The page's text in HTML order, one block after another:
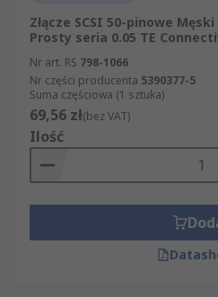
Złącze SCSI 50-pinowe
Prosty seria 0.05 TE
Nr art. RS 798-1066
Nr części producenta 5390377-5
Suma częściowa (1 sztuka)
69,56 zł(bez VAT)
Ilość